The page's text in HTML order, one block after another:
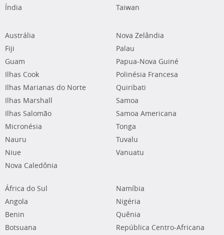
Índia
Taiwan
Austrália
Fiji
Guam
Ilhas Cook
Ilhas Marianas do Norte
Ilhas Marshall
Ilhas Salomão
Micronésia
Nauru
Niue
Nova Caledônia
Nova Zelândia
Palau
Papua-Nova Guiné
Polinésia Francesa
Quiribati
Samoa
Samoa Americana
Tonga
Tuvalu
Vanuatu
África do Sul
Angola
Benin
Botsuana
Namíbia
Nigéria
Quênia
República Centro-Africana